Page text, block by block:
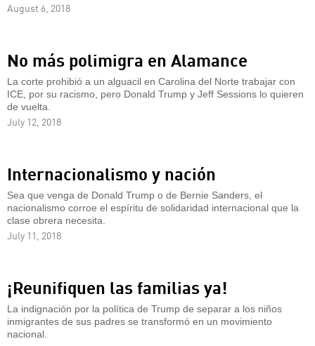
August 6, 2018
No más polimigra en Alamance
La corte prohibió a un alguacil en Carolina del Norte trabajar con
ICE, por su racismo, pero Donald Trump y Jeff Sessions lo quieren
de vuelta.
July 12, 2018
Internacionalismo y nación
Sea que venga de Donald Trump o de Bernie Sanders, el
nacionalismo corroe el espíritu de solidaridad internacional que la
clase obrera necesita.
July 11, 2018
¡Reunifiquen las familias ya!
La indignación por la política de Trump de separar a los niños
inmigrantes de sus padres se transformó en un movimiento
nacional.